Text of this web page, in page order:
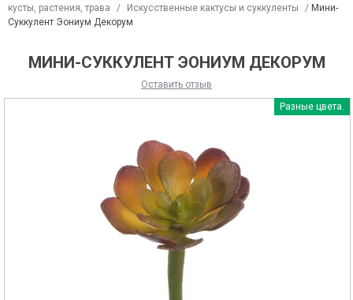
кусты, растения, трава
/ Искусственные кактусы и суккуленты / Мини-
Суккулент Эониум Декорум
МИНИ-СУККУЛЕНТ ЭОНИУМ ДЕКОРУМ
Оставить отзыв
Разные цвета.